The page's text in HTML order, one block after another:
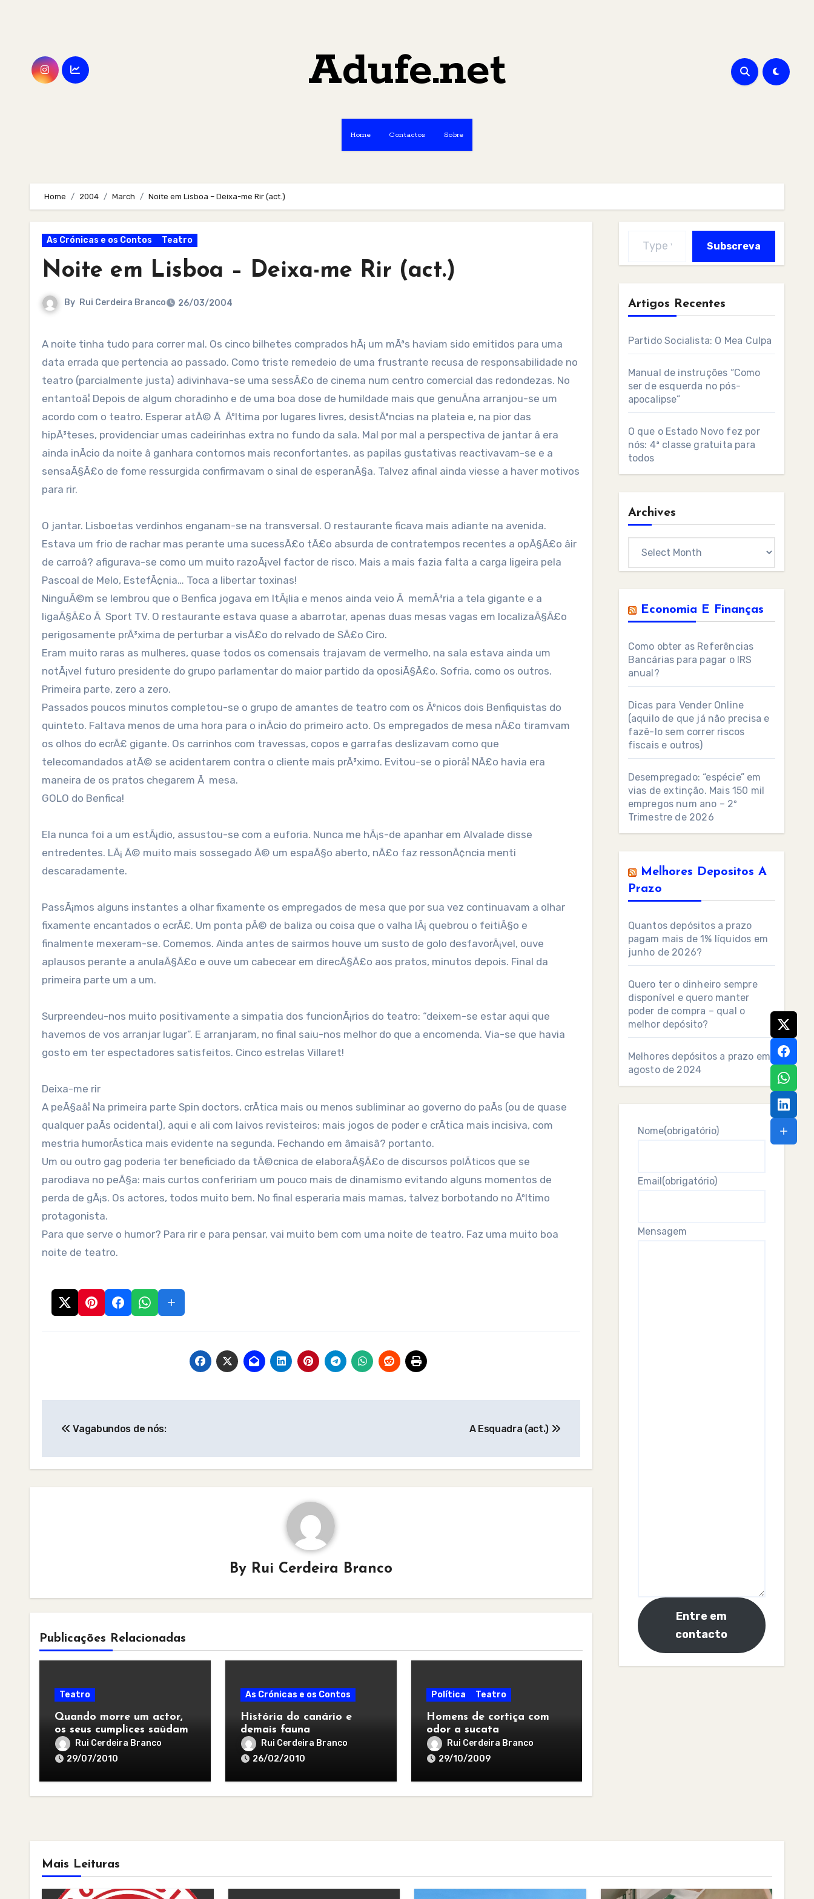
Adufe.net
Home Contactos Sobre
Home 2004 March Noite em Lisboa – Deixa-me Rir (act.)
As Crónicas e os Contos Teatro
Noite em Lisboa – Deixa-me Rir (act.)
By Rui Cerdeira Branco 26/03/2004
A noite tinha tudo para correr mal. Os cinco bilhetes comprados hÃ¡ um mÃªs haviam sido emitidos para uma
data errada que pertencia ao passado. Como triste remedeio de uma frustrante recusa de responsabilidade no
teatro (parcialmente justa) adivinhava-se uma sessÃ£o de cinema num centro comercial das redondezas. No
entantoâ¦ Depois de algum choradinho e de uma boa dose de humildade mais que genuÃ­na arranjou-se um
acordo com o teatro. Esperar atÃ© Ã Ãºltima por lugares livres, desistÃªncias na plateia e, na pior das
hipÃ³teses, providenciar umas cadeirinhas extra no fundo da sala. Mal por mal a perspectiva de jantar â era
ainda inÃ­cio da noite â ganhara contornos mais reconfortantes, as papilas gustativas reactivavam-se e a
sensaÃ§Ã£o de fome ressurgida confirmavam o sinal de esperanÃ§a. Talvez afinal ainda viesse a haver motivos
para rir.
O jantar. Lisboetas verdinhos enganam-se na transversal. O restaurante ficava mais adiante na avenida.
Estava um frio de rachar mas perante uma sucessÃ£o tÃ£o absurda de contratempos recentes a opÃ§Ã£o âir
de carroâ? afigurava-se como um muito razoÃ¡vel factor de risco. Mais a mais fazia falta a carga ligeira pela
Pascoal de Melo, EstefÃ¢nia… Toca a libertar toxinas!
NinguÃ©m se lembrou que o Benfica jogava em ItÃ¡lia e menos ainda veio Ã memÃ³ria a tela gigante e a
ligaÃ§Ã£o Ã Sport TV. O restaurante estava quase a abarrotar, apenas duas mesas vagas em localizaÃ§Ã£o
perigosamente prÃ³xima de perturbar a visÃ£o do relvado de SÃ£o Ciro.
Eram muito raras as mulheres, quase todos os comensais trajavam de vermelho, na sala estava ainda um
notÃ¡vel futuro presidente do grupo parlamentar do maior partido da oposiÃ§Ã£o. Sofria, como os outros.
Primeira parte, zero a zero.
Passados poucos minutos completou-se o grupo de amantes de teatro com os Ãºnicos dois Benfiquistas do
quinteto. Faltava menos de uma hora para o inÃ­cio do primeiro acto. Os empregados de mesa nÃ£o tiramvam
os olhos do ecrÃ£ gigante. Os carrinhos com travessas, copos e garrafas deslizavam como que
telecomandados atÃ© se acidentarem contra o cliente mais prÃ³ximo. Evitou-se o piorâ¦ NÃ£o havia era
maneira de os pratos chegarem Ã mesa.
GOLO do Benfica!
Ela nunca foi a um estÃ¡dio, assustou-se com a euforia. Nunca me hÃ¡s-de apanhar em Alvalade disse
entredentes. LÃ¡ Ã© muito mais sossegado Ã© um espaÃ§o aberto, nÃ£o faz ressonÃ¢ncia menti
descaradamente.
PassÃ¡mos alguns instantes a olhar fixamente os empregados de mesa que por sua vez continuavam a olhar
fixamente encantados o ecrÃ£. Um ponta pÃ© de baliza ou coisa que o valha lÃ¡ quebrou o feitiÃ§o e
finalmente mexeram-se. Comemos. Ainda antes de sairmos houve um susto de golo desfavorÃ¡vel, ouve
aplausos perante a anulaÃ§Ã£o e ouve um cabecear em direcÃ§Ã£o aos pratos, minutos depois. Final da
primeira parte um a um.
Surpreendeu-nos muito positivamente a simpatia dos funcionÃ¡rios do teatro: “deixem-se estar aqui que
havemos de vos arranjar lugar”. E arranjaram, no final saiu-nos melhor do que a encomenda. Via-se que havia
gosto em ter espectadores satisfeitos. Cinco estrelas Villaret!
Deixa-me rir
A peÃ§aâ¦ Na primeira parte Spin doctors, crÃ­tica mais ou menos subliminar ao governo do paÃ­s (ou de quase
qualquer paÃ­s ocidental), aqui e ali com laivos revisteiros; mais jogos de poder e crÃ­tica mais incisiva, com
mestria humorÃ­stica mais evidente na segunda. Fechando em âmaisâ? portanto.
Um ou outro gag poderia ter beneficiado da tÃ©cnica de elaboraÃ§Ã£o de discursos polÃ­ticos que se
parodiava no peÃ§a: mais curtos confeririam um pouco mais de dinamismo evitando alguns momentos de
perda de gÃ¡s. Os actores, todos muito bem. No final esperaria mais mamas, talvez borbotando no Ãºltimo
protagonista.
Para que serve o humor? Para rir e para pensar, vai muito bem com uma noite de teatro. Faz uma muito boa
noite de teatro.
navigation
Vagabundos de nós: A Esquadra (act.)
By Rui Cerdeira Branco
Publicações Relacionadas
Teatro
Quando morre um actor,
os seus cumplices saúdam-
no
Rui Cerdeira Branco
29/07/2010
As Crónicas e os Contos
História do canário e
demais fauna
Rui Cerdeira Branco
26/02/2010
Política Teatro
Homens de cortiça com
odor a sucata
Rui Cerdeira Branco
29/10/2009
Subscreva
Artigos Recentes
Partido Socialista: O Mea Culpa
Manual de instruções “Como
ser de esquerda no pós-
apocalipse”
O que o Estado Novo fez por
nós: 4ª classe gratuita para
todos
Archives
Economia E Finanças
Como obter as Referências
Bancárias para pagar o IRS
anual?
Dicas para Vender Online
(aquilo de que já não precisa e
fazê-lo sem correr riscos
fiscais e outros)
Desempregado: “espécie” em
vias de extinção. Mais 150 mil
empregos num ano – 2º
Trimestre de 2026
Melhores Depositos A
Prazo
Quantos depósitos a prazo
pagam mais de 1% líquidos em
junho de 2026?
Quero ter o dinheiro sempre
disponível e quero manter
poder de compra – qual o
melhor depósito?
Melhores depósitos a prazo em
agosto de 2024
Nome(obrigatório)
Email(obrigatório)
Mensagem
Entre em
contacto
Mais Leituras